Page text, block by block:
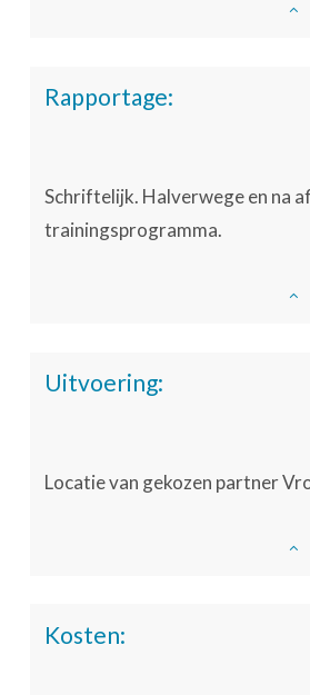
Rapportage:
Schriftelijk. Halverwege en na
trainingsprogramma.
Uitvoering:
Locatie van gekozen partner
Kosten: